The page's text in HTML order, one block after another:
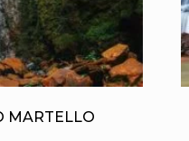
MARTELLO